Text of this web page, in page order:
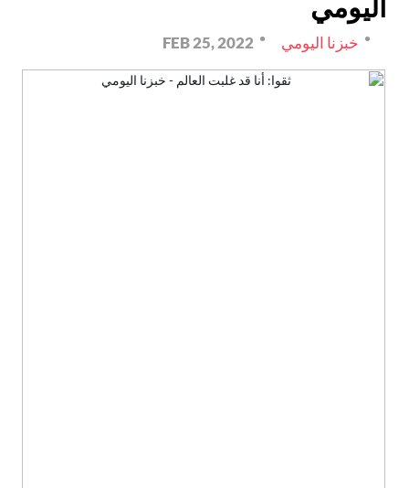
اليومي
خبزنا اليومي FEB 25, 2022